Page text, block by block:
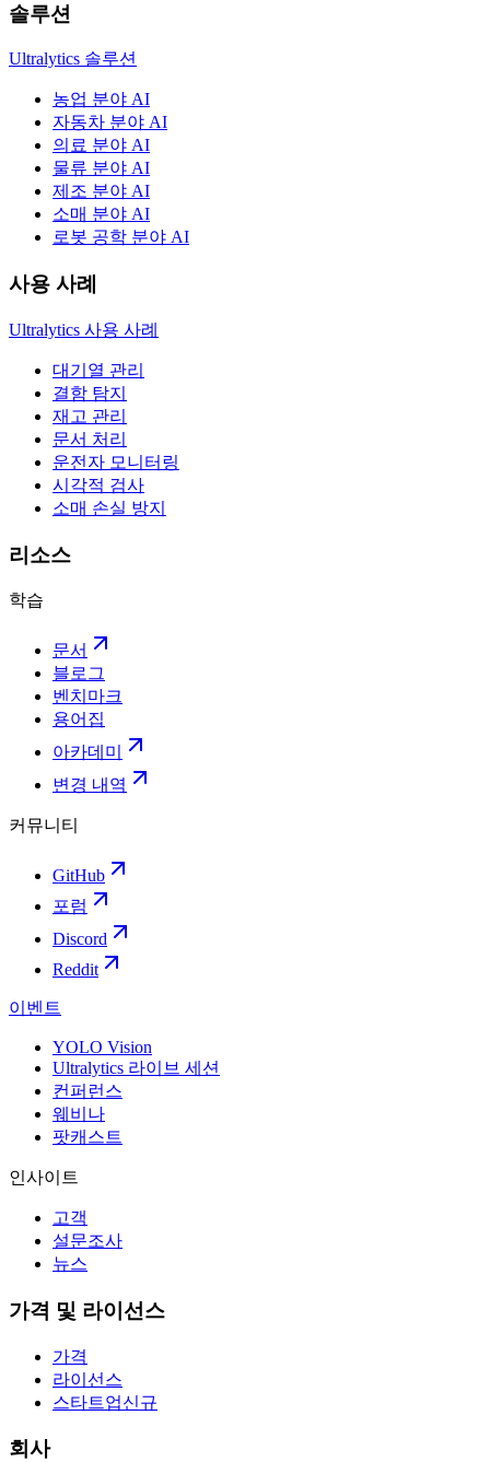
솔루션
Ultralytics 솔루션
농업 분야 AI
자동차 분야 AI
의료 분야 AI
물류 분야 AI
제조 분야 AI
소매 분야 AI
로봇 공학 분야 AI
사용 사례
Ultralytics 사용 사례
대기열 관리
결함 탐지
재고 관리
문서 처리
운전자 모니터링
시각적 검사
소매 손실 방지
리소스
학습
문서
블로그
벤치마크
용어집
아카데미
변경 내역
커뮤니티
GitHub
포럼
Discord
Reddit
이벤트
YOLO Vision
Ultralytics 라이브 세션
컨퍼런스
웨비나
팟캐스트
인사이트
고객
설문조사
뉴스
가격 및 라이선스
가격
라이선스
스타트업신규
회사